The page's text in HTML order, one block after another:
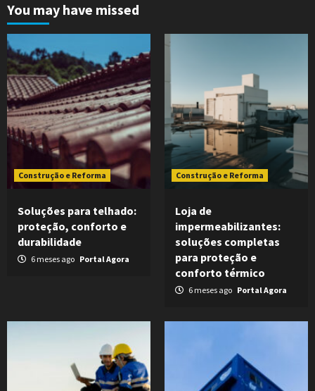
You may have missed
Construção e Reforma
Soluções para telhado:
proteção, conforto e
durabilidade
6 meses ago Portal Agora
Construção e Reforma
Loja de
impermeabilizantes:
soluções completas
para proteção e
conforto térmico
6 meses ago Portal Agora